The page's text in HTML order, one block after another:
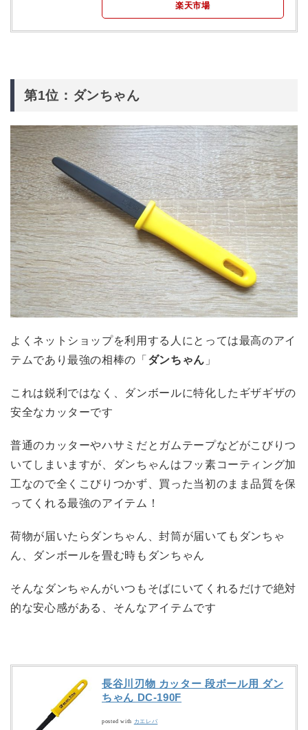
楽天市場
第1位：ダンちゃん
よくネットショップを利用する人にとっては最高のアイ
テムであり最強の相棒の「 ダンちゃん 」
これは鋭利ではなく、ダンボールに特化したギザギザの
安全なカッターです
普通のカッターやハサミだとガムテープなどがこびりつ
いてしまいますが、ダンちゃんはフッ素コーティング加
工なので全くこびりつかず、買った当初のまま品質を保
ってくれる最強のアイテム！
荷物が届いたらダンちゃん、封筒が届いてもダンちゃ
ん、ダンボールを畳む時もダンちゃん
そんなダンちゃんがいつもそばにいてくれるだけで絶対
的な安心感がある、そんなアイテムです
長谷川刃物 カッター 段ボール用 ダン
ちゃん DC-190F
posted with カエレバ